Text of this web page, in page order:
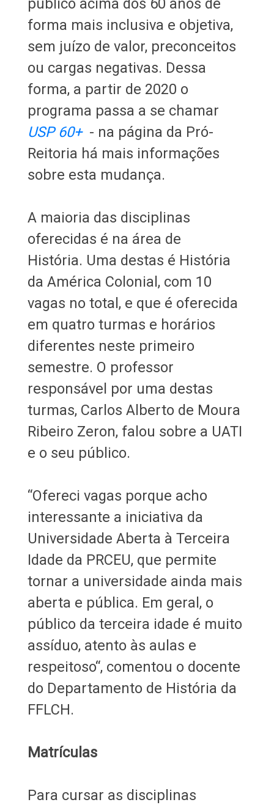
público acima dos 60 anos de
forma mais inclusiva e objetiva,
sem juízo de valor, preconceitos
ou cargas negativas. Dessa
forma, a partir de 2020 o
programa passa a se chamar
USP 60+- na página da Pró-
Reitoria há mais informações
sobre esta mudança.
A maioria das disciplinas
oferecidas é na área de
História. Uma destas é História
da América Colonial, com 10
vagas no total, e que é oferecida
em quatro turmas e horários
diferentes neste primeiro
semestre. O professor
responsável por uma destas
turmas, Carlos Alberto de Moura
Ribeiro Zeron, falou sobre a UATI
e o seu público.
“Ofereci vagas porque acho
interessante a iniciativa da
Universidade Aberta à Terceira
Idade da PRCEU, que permite
tornar a universidade ainda mais
aberta e pública. Em geral, o
público da terceira idade é muito
assíduo, atento às aulas e
respeitoso“, comentou o docente
do Departamento de História da
FFLCH.
Matrículas
Para cursar as disciplinas